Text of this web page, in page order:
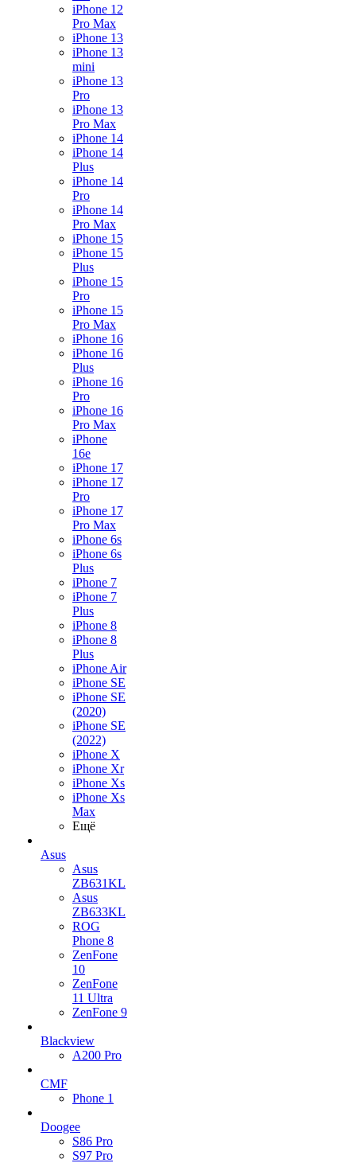
iPhone 12
Pro Max
iPhone 13
iPhone 13
mini
iPhone 13
Pro
iPhone 13
Pro Max
iPhone 14
iPhone 14
Plus
iPhone 14
Pro
iPhone 14
Pro Max
iPhone 15
iPhone 15
Plus
iPhone 15
Pro
iPhone 15
Pro Max
iPhone 16
iPhone 16
Plus
iPhone 16
Pro
iPhone 16
Pro Max
iPhone
16e
iPhone 17
iPhone 17
Pro
iPhone 17
Pro Max
iPhone 6s
iPhone 6s
Plus
iPhone 7
iPhone 7
Plus
iPhone 8
iPhone 8
Plus
iPhone Air
iPhone SE
iPhone SE
(2020)
iPhone SE
(2022)
iPhone X
iPhone Xr
iPhone Xs
iPhone Xs
Max
Ещё
Asus
Asus
ZB631KL
Asus
ZB633KL
ROG
Phone 8
ZenFone
10
ZenFone
11 Ultra
ZenFone 9
Blackview
A200 Pro
CMF
Phone 1
Doogee
S86 Pro
S97 Pro